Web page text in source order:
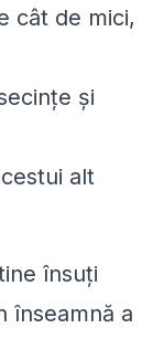
cât de mici,
şi
alt
însuţi
înseamnă a